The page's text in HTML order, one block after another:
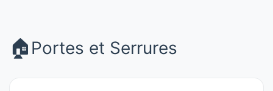
🏠 Portes et Serrures